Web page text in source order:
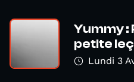
Yummy :
petite
Lundi 3